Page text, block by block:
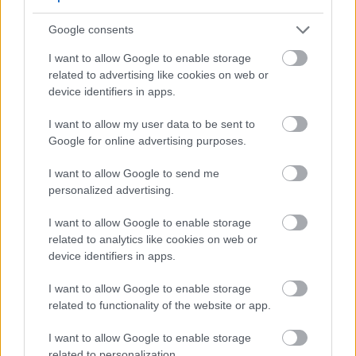
Google consents
I want to allow Google to enable storage
related to advertising like cookies on web or
device identifiers in apps.
I want to allow my user data to be sent to
Google for online advertising purposes.
I want to allow Google to send me
personalized advertising.
I want to allow Google to enable storage
related to analytics like cookies on web or
device identifiers in apps.
I want to allow Google to enable storage
related to functionality of the website or app.
I want to allow Google to enable storage
Σπείρετε σπόρους γογγυλιού απευθείας στον κήπο
αντί να ξεκινήσετε μεταφύτευση. Αυτά τα
αναπτύσσονται γρήγορα από τον σπόρο. Η άμεση
σπορά παράγει πιο δυνατά φυτά με καλύτερη
Φυτέψτε τους σπόρους σε βάθος μισής ίντσας σε
απαλά. Οι σπόροι βλασταίνουν σε 7 έως 14 ημέρες
όταν η θερμοκρασία του εδάφους φτάσει τους 45
βαθμούς Φαρενάιτ ή και παραπάνω.
Τοποθετήστε τους σπόρους σε απόσταση περίπου
2,5 εκατοστών μεταξύ τους στις σειρές. Οι σειρές
πρέπει να έχουν απόσταση 30 έως 40 εκατοστών
μεταξύ τους για να υπάρχει χώρος για τα ώριμα